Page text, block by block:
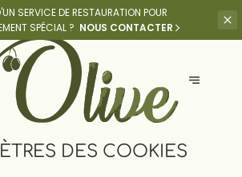
SERVICE DE RESTAURATION POUR
SPÉCIAL ? NOUS CONTACTER
DES COOKIES